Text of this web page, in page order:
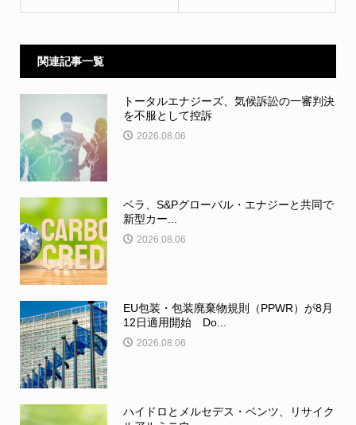
関連記事一覧
トータルエナジーズ、気候訴訟の一審判決
を不服として控訴
2026.08.06
ベラ、S&Pグローバル・エナジーと共同で
新型カー...
2026.08.06
EU包装・包装廃棄物規則（PPWR）が8月
12日適用開始 Do...
2026.08.06
ハイドロとメルセデス・ベンツ、リサイク